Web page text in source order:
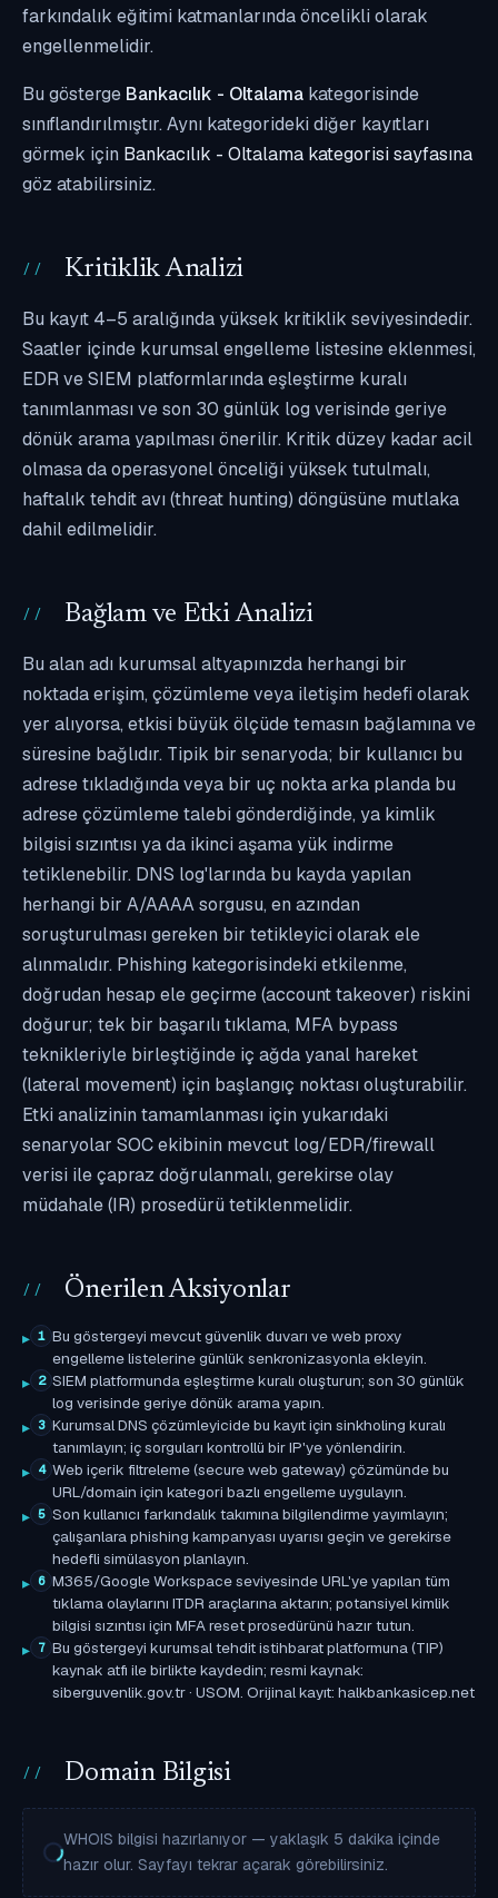
farkındalık eğitimi katmanlarında öncelikli olarak
engellenmelidir.
Bu gösterge Bankacılık - Oltalama kategorisinde
sınıflandırılmıştır. Aynı kategorideki diğer kayıtları
görmek için Bankacılık - Oltalama kategorisi sayfasına
göz atabilirsiniz.
Kritiklik Analizi
Bu kayıt 4–5 aralığında yüksek kritiklik seviyesindedir.
Saatler içinde kurumsal engelleme listesine eklenmesi,
EDR ve SIEM platformlarında eşleştirme kuralı
tanımlanması ve son 30 günlük log verisinde geriye
dönük arama yapılması önerilir. Kritik düzey kadar acil
olmasa da operasyonel önceliği yüksek tutulmalı,
haftalık tehdit avı (threat hunting) döngüsüne mutlaka
dahil edilmelidir.
Bağlam ve Etki Analizi
Bu alan adı kurumsal altyapınızda herhangi bir
noktada erişim, çözümleme veya iletişim hedefi olarak
yer alıyorsa, etkisi büyük ölçüde temasın bağlamına ve
süresine bağlıdır. Tipik bir senaryoda; bir kullanıcı bu
adrese tıkladığında veya bir uç nokta arka planda bu
adrese çözümleme talebi gönderdiğinde, ya kimlik
bilgisi sızıntısı ya da ikinci aşama yük indirme
tetiklenebilir. DNS log'larında bu kayda yapılan
herhangi bir A/AAAA sorgusu, en azından
soruşturulması gereken bir tetikleyici olarak ele
alınmalıdır. Phishing kategorisindeki etkilenme,
doğrudan hesap ele geçirme (account takeover) riskini
doğurur; tek bir başarılı tıklama, MFA bypass
teknikleriyle birleştiğinde iç ağda yanal hareket
(lateral movement) için başlangıç noktası oluşturabilir.
Etki analizinin tamamlanması için yukarıdaki
senaryolar SOC ekibinin mevcut log/EDR/firewall
verisi ile çapraz doğrulanmalı, gerekirse olay
müdahale (IR) prosedürü tetiklenmelidir.
Önerilen Aksiyonlar
1 Bu göstergeyi mevcut güvenlik duvarı ve web proxy
engelleme listelerine günlük senkronizasyonla ekleyin.
2 SIEM platformunda eşleştirme kuralı oluşturun; son 30 günlük
log verisinde geriye dönük arama yapın.
3 Kurumsal DNS çözümleyicide bu kayıt için sinkholing kuralı
tanımlayın; iç sorguları kontrollü bir IP'ye yönlendirin.
4 Web içerik filtreleme (secure web gateway) çözümünde bu
URL/domain için kategori bazlı engelleme uygulayın.
5 Son kullanıcı farkındalık takımına bilgilendirme yayımlayın;
çalışanlara phishing kampanyası uyarısı geçin ve gerekirse
hedefli simülasyon planlayın.
6 M365/Google Workspace seviyesinde URL'ye yapılan tüm
tıklama olaylarını ITDR araçlarına aktarın; potansiyel kimlik
bilgisi sızıntısı için MFA reset prosedürünü hazır tutun.
7 Bu göstergeyi kurumsal tehdit istihbarat platformuna (TIP)
kaynak atfı ile birlikte kaydedin; resmi kaynak:
siberguvenlik.gov.tr · USOM. Orijinal kayıt: halkbankasicep.net
Domain Bilgisi
WHOIS bilgisi hazırlanıyor — yaklaşık 5 dakika içinde
hazır olur. Sayfayı tekrar açarak görebilirsiniz.